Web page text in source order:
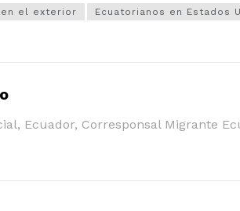
en el exterior
Ecuatorianos en Estados
Ecuador, Corresponsal Migrante